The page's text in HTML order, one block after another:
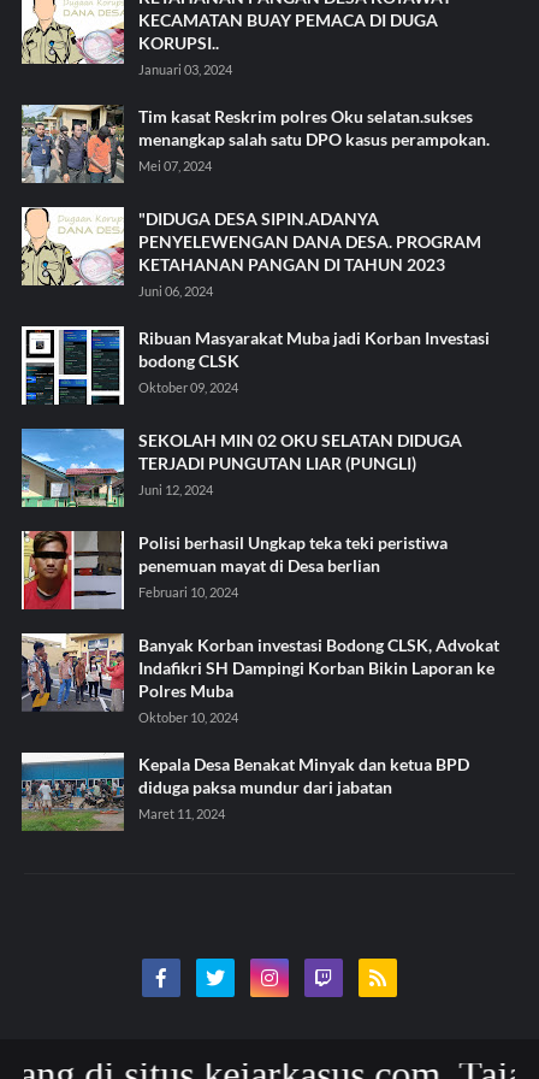
KECAMATAN BUAY PEMACA DI DUGA
KORUPSI..
Januari 03, 2024
Tim kasat Reskrim polres Oku selatan.sukses
menangkap salah satu DPO kasus perampokan.
Mei 07, 2024
"DIDUGA DESA SIPIN.ADANYA
PENYELEWENGAN DANA DESA. PROGRAM
KETAHANAN PANGAN DI TAHUN 2023
Juni 06, 2024
Ribuan Masyarakat Muba jadi Korban Investasi
bodong CLSK
Oktober 09, 2024
SEKOLAH MIN 02 OKU SELATAN DIDUGA
TERJADI PUNGUTAN LIAR (PUNGLI)
Juni 12, 2024
Polisi berhasil Ungkap teka teki peristiwa
penemuan mayat di Desa berlian
Februari 10, 2024
Banyak Korban investasi Bodong CLSK, Advokat
Indafikri SH Dampingi Korban Bikin Laporan ke
Polres Muba
Oktober 10, 2024
Kepala Desa Benakat Minyak dan ketua BPD
diduga paksa mundur dari jabatan
Maret 11, 2024